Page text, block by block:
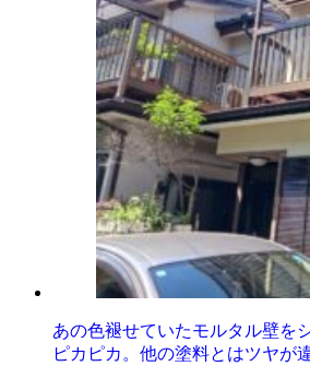
あの色褪せていたモルタル壁を
ピカピカ。他の塗料とはツヤが